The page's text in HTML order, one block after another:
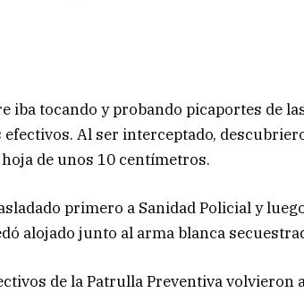
tocando y probando picaportes de
Al ser interceptado,
de unos 10 centímetros.
primero a Sanidad Policial y
alojado junto al arma blanca
de la Patrulla Preventiva volvieron